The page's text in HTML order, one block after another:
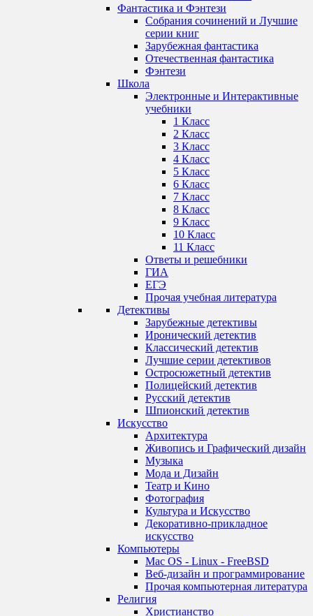
Фантастика и Фэнтези
Собрания сочинений и Лучшие
серии книг
Зарубежная фантастика
Отечественная фантастика
Фэнтези
Школа
Электронные и Интерактивные
учебники
1 Класс
2 Класс
3 Класс
4 Класс
5 Класс
6 Класс
7 Класс
8 Класс
9 Класс
10 Класс
11 Класс
Ответы и решебники
ГИА
ЕГЭ
Прочая учебная литература
Детективы
Зарубежные детективы
Иронический детектив
Классический детектив
Лучшие серии детективов
Остросюжетный детектив
Полицейский детектив
Русский детектив
Шпионский детектив
Искусство
Архитектура
Живопись и Графический дизайн
Музыка
Мода и Дизайн
Театр и Кино
Фотография
Культура и Искусство
Декоративно-прикладное
искусство
Компьютеры
Mac OS - Linux - FreeBSD
Веб-дизайн и программирование
Прочая компьютерная литература
Религия
Христианство